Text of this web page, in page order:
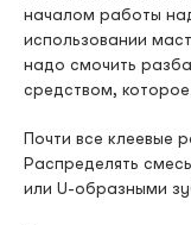
началом работы
использовании
надо смочить
средством,
Почти все клеевые
Распределять
или U-образными